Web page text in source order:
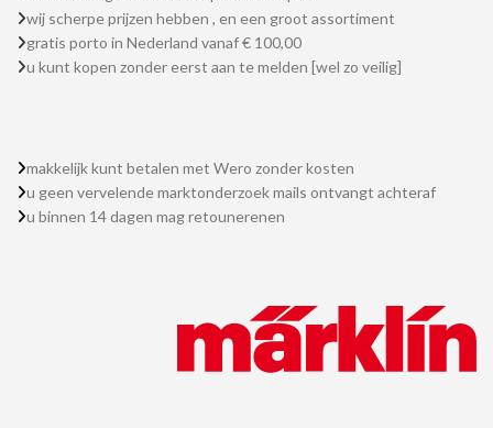
wij scherpe prijzen hebben , en een groot assortiment
gratis porto in Nederland vanaf € 100,00
u kunt kopen zonder eerst aan te melden [wel zo veilig]
makkelijk kunt betalen met Wero zonder kosten
u geen vervelende marktonderzoek mails ontvangt achteraf
u binnen 14 dagen mag retounerenen